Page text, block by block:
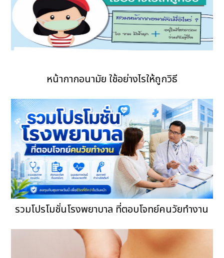
หน้ากากอนามัย ใช้อย่างไรให้ถูกวิธี
รวมโปรโมชั่นโรงพยาบาล ที่ตอบโจทย์คนวัยทำงาน